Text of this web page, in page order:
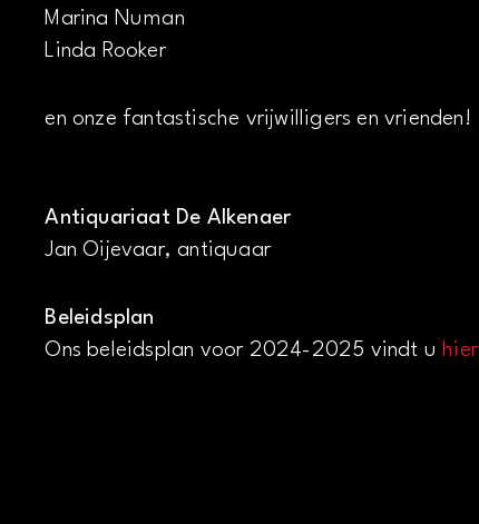
Marina Numan
Linda Rooker
en onze fantastische vrijwilligers en vrienden!
Antiquariaat De Alkenaer
Jan Oijevaar, antiquaar
Beleidsplan
Ons beleidsplan voor 2024-2025 vindt u hier